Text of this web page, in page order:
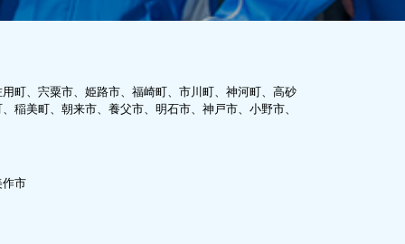
町、宍粟市、姫路市、福崎町、市川町、神河町、高砂
稲美町、朝来市、養父市、明石市、神戸市、小野市、
作市